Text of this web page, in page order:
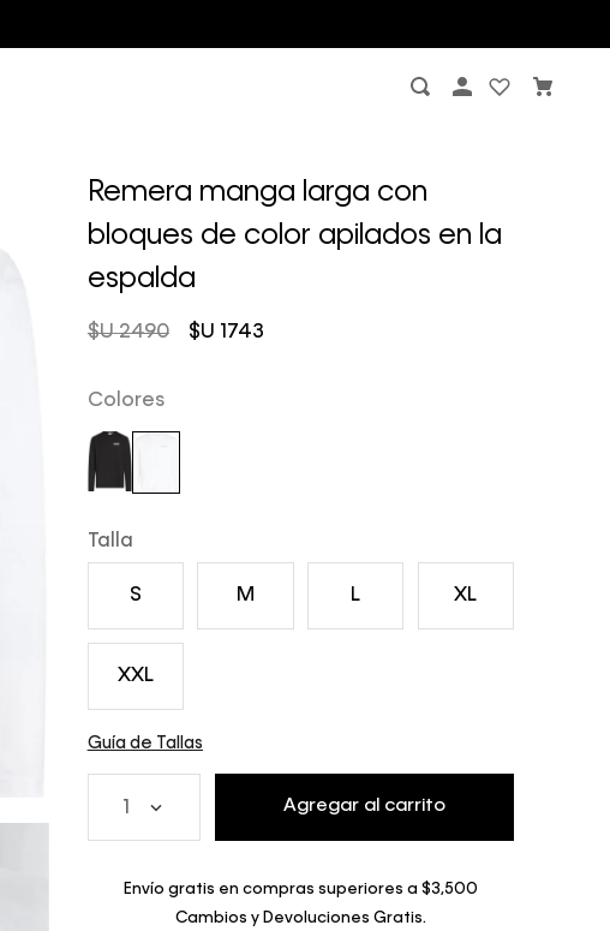
Remera manga larga con
bloques de color apilados en la
espalda
$U 1743
$U 2490
Colores
Talla
S M L XL
XXL
Guía de Tallas
Agregar al carrito
Envío gratis en compras superiores a $3,500
Cambios y Devoluciones Gratis.